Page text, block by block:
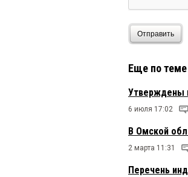
Отправить
Еще по теме
Утверждены
6 июля 17:02
В Омской
2 марта 11:31
Перечень